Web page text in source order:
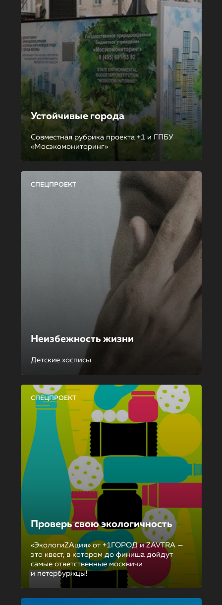
Устойчивые города
Совместная рубрика проекта +1 и ГПБУ
«Мосэкомониторинг»
СПЕЦПРОЕКТ
Неизбежность жизни
Детские хосписы
СПЕЦПРОЕКТ
Проверь свою экологичность
«ЭкологиZAция» от +1ГОРОД и ZAVTRA —
это квест, в котором до финиша дойдут
самые ответственные москвичи
и петербуржцы!